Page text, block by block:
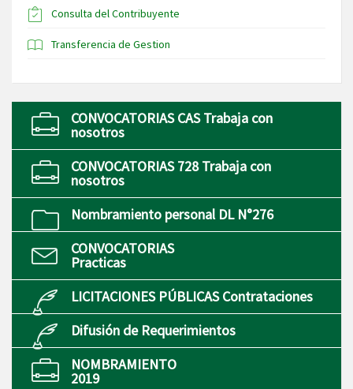
Consulta del Contribuyente
Transferencia de Gestion
CONVOCATORIAS CAS Trabaja con
nosotros
CONVOCATORIAS 728 Trabaja con
nosotros
Nombramiento personal DL N°276
CONVOCATORIAS
Practicas
LICITACIONES PÚBLICAS Contrataciones
Difusión de Requerimientos
NOMBRAMIENTO
2019